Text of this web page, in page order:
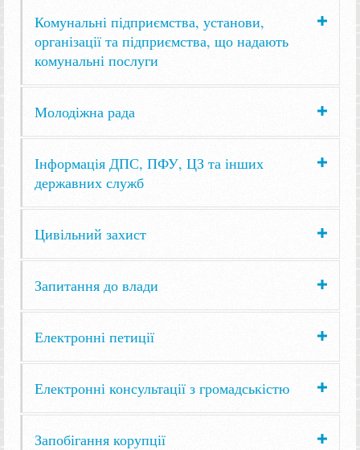
Комунальні підприємства, установи,
організації та підприємства, що надають
комунальні послуги
Молодіжна рада
Інформація ДПС, ПФУ, ЦЗ та інших
державних служб
Цивільний захист
Запитання до влади
Електронні петиції
Електронні консультації з громадськістю
Запобігання корупції